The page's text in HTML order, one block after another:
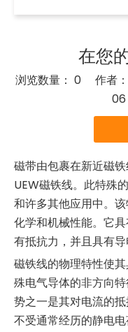
在您
浏览数量： 0 作者
磁带由包裹在新近磁
UEW磁铁线。此特殊
和许多其他应用中。
化学和机械性能。它
有抵抗力，并且具有导
磁铁线的物理特性使
殊电气导体的非方向
势之一是其对电流的
不受通常经历的静电